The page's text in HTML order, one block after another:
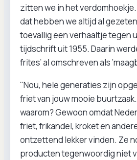
zitten we in het
dat hebben we altijd al
toevallig een verhaaltje tegen
tijdschrift uit 1955. Daarin
frites’ al omschreven als
"Nou, hele generaties zijn
friet van jouw mooie
waarom? Gewoon omdat
friet, frikandel, kroket en
ontzettend lekker vinden. Ze
producten tegenwoordig niet